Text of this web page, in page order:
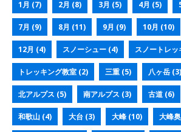
1月 (7) 2月 (8) 3月 (5) 4月 (5)
7月 (9) 8月 (11) 9月 (9) 10月 (10)
12月 (4) スノーシュー (4) スノートレッ
トレッキング教室 (2) 三重 (5) 八ヶ岳 (3)
北アルプス (5) 南アルプス (3) 古道 (6)
和歌山 (4) 大台 (3) 大峰 (10) 大峰